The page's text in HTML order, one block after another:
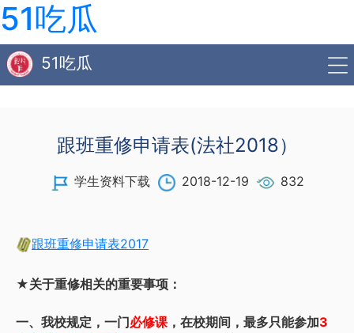
51吃瓜
51吃瓜
跟班重修申请表(法社2018）
学生资料下载 2018-12-19 832
跟班重修申请表2017
★关于重修相关的重要事项：
一、我校规定，一门必修课 ，在校期间，最多只能参加3